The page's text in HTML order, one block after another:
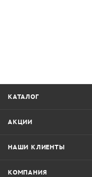
КАТАЛОГ
АКЦИИ
НАШИ КЛИЕНТЫ
КОМПАНИЯ